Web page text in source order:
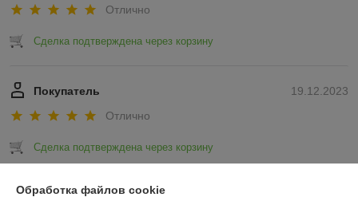
Отлично
Сделка подтверждена через корзину
19.12.2023
Покупатель
Отлично
Сделка подтверждена через корзину
Показать все отзывы
Обработка файлов cookie